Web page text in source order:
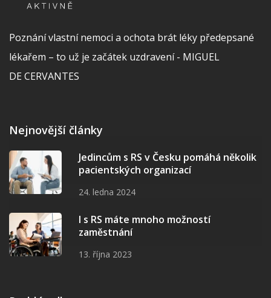
Poznání vlastní nemoci a ochota brát léky předepsané
lékařem – to už je začátek uzdravení - MIGUEL
DE CERVANTES
Nejnovější články
Jedincům s RS v Česku pomáhá několik
pacientských organizací
24. ledna 2024
I s RS máte mnoho možností
zaměstnání
13. října 2023